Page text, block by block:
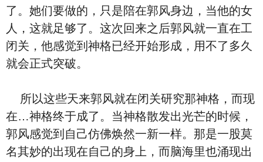
了。她们要做的，只是陪在郭风身边，当他的女
人，这就足够了。这次回来之后郭风就一直在工
闭关，他感觉到神格已经开始形成，用不了多久
就会正式突破。
所以这些天来郭风就在闭关研究那神格，而现
在…神格终于成了。当神格散发出光芒的时候，
郭风感觉到自己仿佛焕然一新一样。那是一股莫
名其妙的出现在自己的身上，而脑海里也涌现出